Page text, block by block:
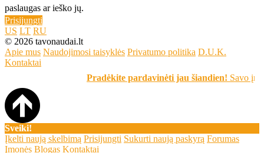
paslaugas ar ieško jų.
Prisijungti
US LT RU
© 2026 tavonaudai.lt
Apie mus Naudojimosi taisyklės Privatumo politika D.U.K.
Kontaktai
Pradėkite pardavinėti jau šiandien! Savo įrašą
Sveiki!
Įkelti naują skelbimą Prisijungti Sukurti naują paskyrą Forumas
Įmonės Blogas Kontaktai